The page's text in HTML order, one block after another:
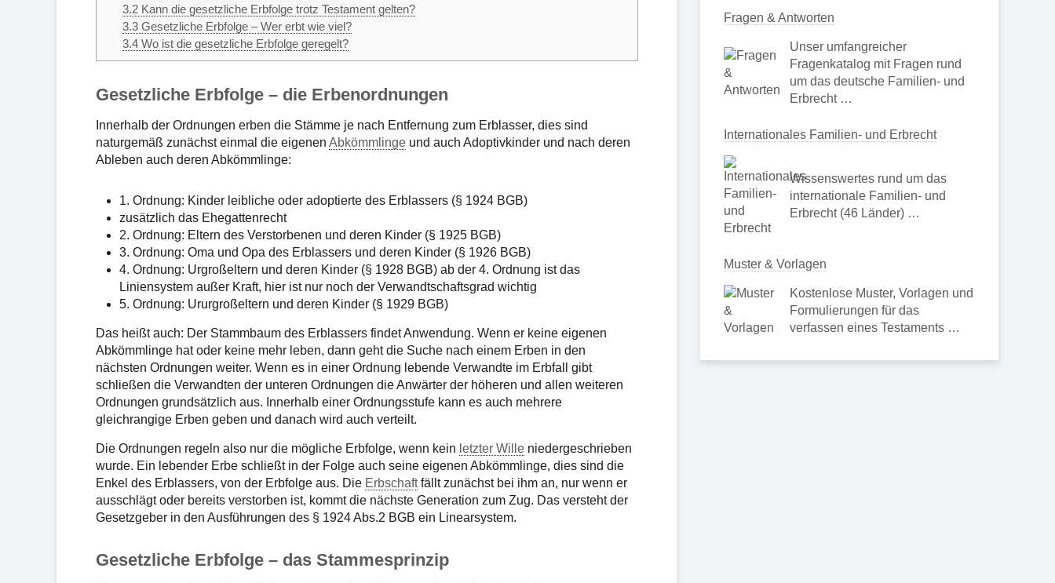
3.2Kann die gesetzliche Erbfolge trotz Testament gelten?
3.3Gesetzliche Erbfolge – Wer erbt wie viel?
3.4Wo ist die gesetzliche Erbfolge geregelt?
Gesetzliche Erbfolge – die Erbenordnungen
Innerhalb der Ordnungen erben die Stämme je nach Entfernung zum Erblasser, dies sind
naturgemäß zunächst einmal die eigenen Abkömmlinge und auch Adoptivkinder und nach deren
Ableben auch deren Abkömmlinge:
1. Ordnung: Kinder leibliche oder adoptierte des Erblassers (§ 1924 BGB)
zusätzlich das Ehegattenrecht
2. Ordnung: Eltern des Verstorbenen und deren Kinder (§ 1925 BGB)
3. Ordnung: Oma und Opa des Erblassers und deren Kinder (§ 1926 BGB)
4. Ordnung: Urgroßeltern und deren Kinder (§ 1928 BGB) ab der 4. Ordnung ist das
Liniensystem außer Kraft, hier ist nur noch der Verwandtschaftsgrad wichtig
5. Ordnung: Ururgroßeltern und deren Kinder (§ 1929 BGB)
Das heißt auch: Der Stammbaum des Erblassers findet Anwendung. Wenn er keine eigenen
Abkömmlinge hat oder keine mehr leben, dann geht die Suche nach einem Erben in den
nächsten Ordnungen weiter. Wenn es in einer Ordnung lebende Verwandte im Erbfall gibt
schließen die Verwandten der unteren Ordnungen die Anwärter der höheren und allen weiteren
Ordnungen grundsätzlich aus. Innerhalb einer Ordnungsstufe kann es auch mehrere
gleichrangige Erben geben und danach wird auch verteilt.
Die Ordnungen regeln also nur die mögliche Erbfolge, wenn kein letzter Wille niedergeschrieben
wurde. Ein lebender Erbe schließt in der Folge auch seine eigenen Abkömmlinge, dies sind die
Enkel des Erblassers, von der Erbfolge aus. Die Erbschaftfällt zunächst bei ihm an, nur wenn er
ausschlägt oder bereits verstorben ist, kommt die nächste Generation zum Zug. Das versteht der
Gesetzgeber in den Ausführungen des § 1924 Abs.2 BGB ein Linearsystem.
Gesetzliche Erbfolge – das Stammesprinzip
Fragen & Antworten
Unser umfangreicher
Fragenkatalog mit Fragen rund
um das deutsche Familien- und
Erbrecht …
Internationales Familien- und Erbrecht
Wissenswertes rund um das
internationale Familien- und
Erbrecht (46 Länder) …
Muster & Vorlagen
Kostenlose Muster, Vorlagen und
Formulierungen für das
verfassen eines Testaments …